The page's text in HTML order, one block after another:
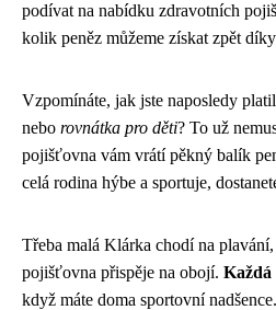
podívat na nabídku zdravotních
kolik peněz můžeme získat zpět
Vzpomínáte, jak jste naposledy
nebo rovnátka pro děti? To už
pojišťovna vám vrátí pěkný balík
celá rodina hýbe a sportuje,
Třeba malá Klárka chodí na
pojišťovna přispěje na obojí. Každá
když máte doma sportovní